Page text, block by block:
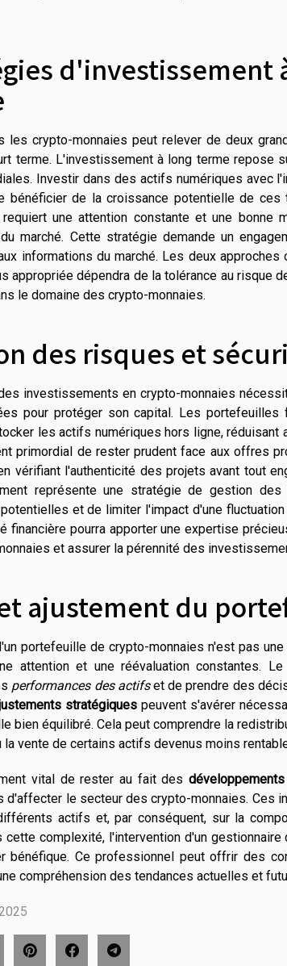
d'investissement
les crypto-monnaies peut relever de deux
terme. L'investissement à long terme repose
Investir dans des actifs numériques avec
bénéficier de la croissance potentielle de ces
une attention constante et une bonne
marché. Cette stratégie demande un
informations du marché. Les deux
appropriée dépendra de la tolérance au risque
le domaine des crypto-monnaies.
des risques et
investissements en crypto-monnaies
pour protéger son capital. Les
les actifs numériques hors ligne,
primordial de rester prudent face aux offres
vérifiant l'authenticité des projets avant tout
représente une stratégie de gestion
et de limiter l'impact d'une
financière pourra apporter une expertise
et assurer la pérennité des
ajustement du
portefeuille de crypto-monnaies n'est pas
attention et une réévaluation constantes. Le
performances des actifset de prendre des
stratégiques peuvent s'avérer
bien équilibré. Cela peut comprendre la
la vente de certains actifs devenus moins
vital de rester au fait des
d'affecter le secteur des crypto-monnaies. Ces
actifs et, par conséquent, sur la
cette complexité, l'intervention d'un
bénéfique. Ce professionnel peut offrir des
compréhension des tendances actuelles et